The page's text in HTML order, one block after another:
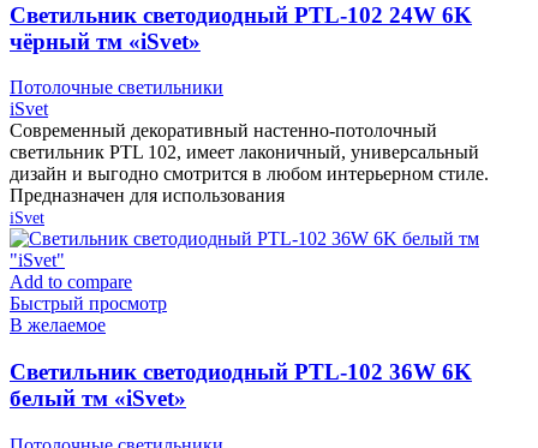
Cветильник светодиодный PTL-102 24W 6K
чёрный тм «iSvet»
Потолочные светильники
iSvet
Современный декоративный настенно-потолочный
светильник PTL 102, имеет лаконичный, универсальный
дизайн и выгодно смотрится в любом интерьерном стиле.
Предназначен для использования
iSvet
Add to compare
Быстрый просмотр
В желаемое
Cветильник светодиодный PTL-102 36W 6K
белый тм «iSvet»